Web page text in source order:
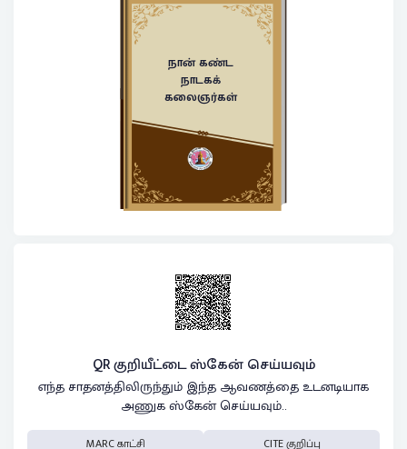
நான் கண்ட
நாடகக்
கலைஞர்கள்
QR குறியீட்டை ஸ்கேன் செய்யவும்
எந்த சாதனத்திலிருந்தும் இந்த ஆவணத்தை உடனடியாக
அணுக ஸ்கேன் செய்யவும்..
MARC காட்சி CITE குறிப்பு